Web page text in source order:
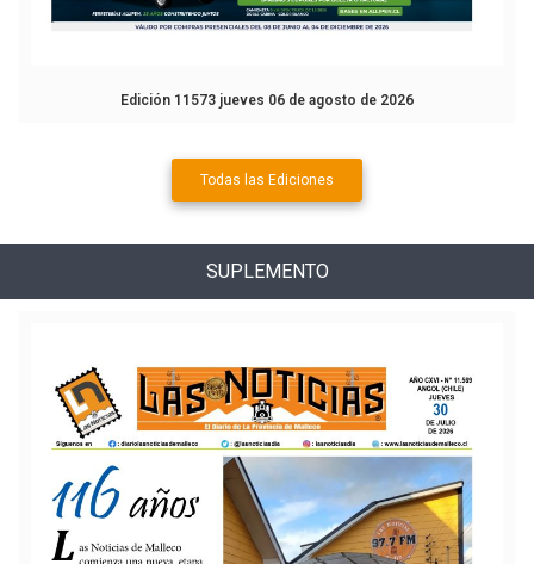
Edición 11573 jueves 06 de agosto de 2026
Todas las Ediciones
SUPLEMENTO